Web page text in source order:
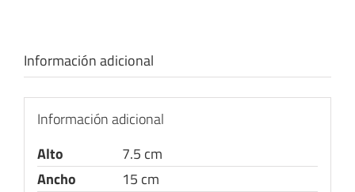
Información adicional
Información adicional
Alto
7.5 cm
Ancho
15 cm